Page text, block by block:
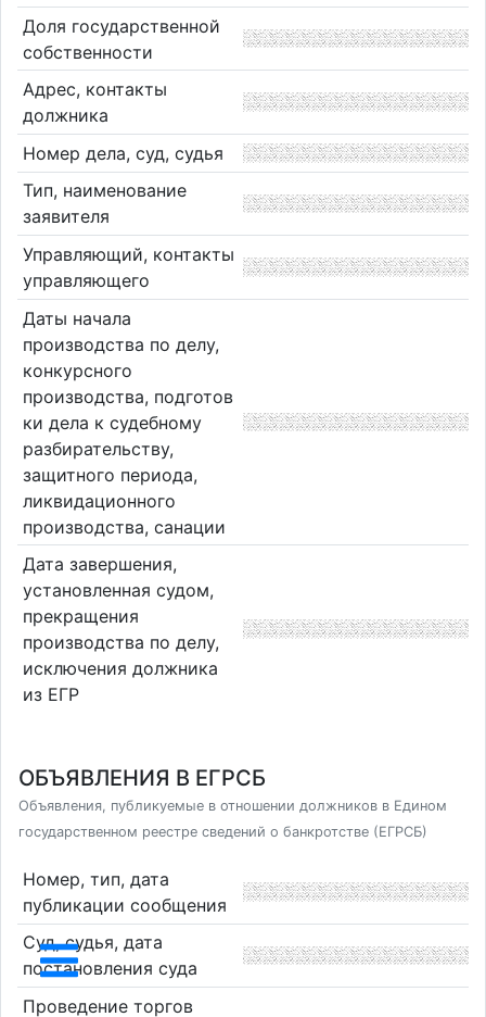
Доля государственной
собственности
Адрес, контакты
должника
Номер дела, суд, судья
Тип, наименование
заявителя
Управляющий, контакты
управляющего
Даты начала
производства по делу,
конкурсного
производства, подготов
ки дела к судебному
разбирательству,
защитного периода,
ликвидационного
производства, санации
Дата завершения,
установленная судом,
прекращения
производства по делу,
исключения должника
из ЕГР
ОБЪЯВЛЕНИЯ В ЕГРСБ
Объявления, публикуемые в отношении должников в Едином
государственном реестре сведений о банкротстве (ЕГРСБ)
Номер, тип, дата
публикации сообщения
Суд, судья, дата
постановления суда
Проведение торгов